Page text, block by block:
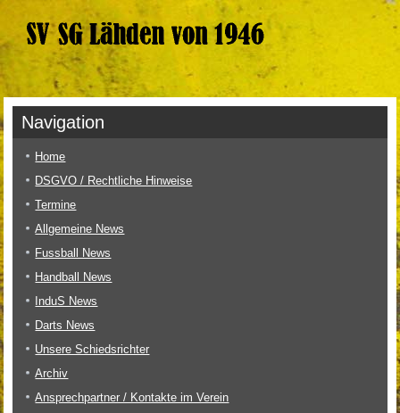
Navigation
Home
DSGVO / Rechtliche Hinweise
Termine
Allgemeine News
Fussball News
Handball News
InduS News
Darts News
Unsere Schiedsrichter
Archiv
Ansprechpartner / Kontakte im Verein